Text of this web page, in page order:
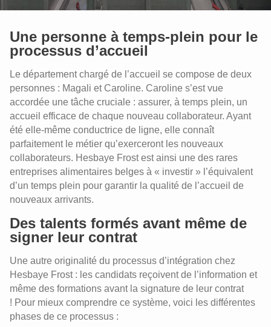
Une personne à temps-plein pour le
processus d’accueil
Le département chargé de l’accueil se compose de deux
personnes : Magali et Caroline. Caroline s’est vue
accordée une tâche cruciale : assurer, à temps plein, un
accueil efficace de chaque nouveau collaborateur. Ayant
été elle-même conductrice de ligne, elle connaît
parfaitement le métier qu’exerceront les nouveaux
collaborateurs. Hesbaye Frost est ainsi une des rares
entreprises alimentaires belges à « investir » l’équivalent
d’un temps plein pour garantir la qualité de l’accueil de
nouveaux arrivants.
Des talents formés avant même de
signer leur contrat
Une autre originalité du processus d’intégration chez
Hesbaye Frost : les candidats reçoivent de l’information et
même des formations avant la signature de leur contrat
! Pour mieux comprendre ce système, voici les différentes
phases de ce processus :